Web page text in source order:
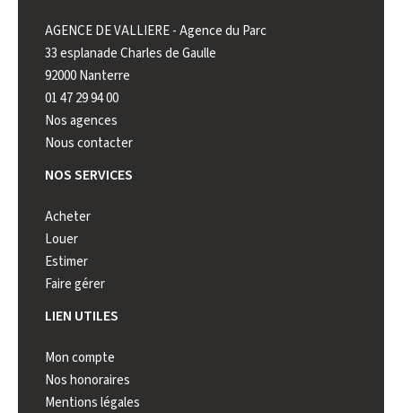
AGENCE DE VALLIERE - Agence du Parc
33 esplanade Charles de Gaulle
92000 Nanterre
01 47 29 94 00
Nos agences
Nous contacter
NOS SERVICES
Acheter
Louer
Estimer
Faire gérer
LIEN UTILES
Mon compte
Nos honoraires
Mentions légales